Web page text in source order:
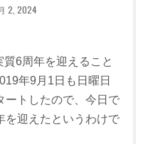
2, 2024
6周年を迎えること
年9月1日も日曜日
ートしたので、今日で
を迎えたというわけで